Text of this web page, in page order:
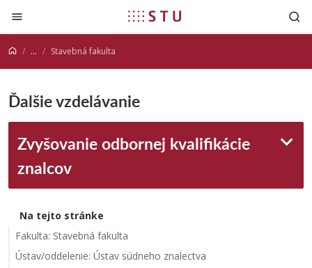
Prejsť na obsah
... Stavebná fakulta
Ďalšie vzdelávanie
Zvyšovanie odbornej kvalifikácie
znalcov
Na tejto stránke
Fakulta: Stavebná fakulta
Ústav/oddelenie: Ústav súdneho znalectva